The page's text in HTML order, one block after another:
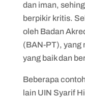
dan iman,
berpikir kritis.
oleh Badan
(BAN-PT), yang
yang baik dan
Beberapa
lain UIN Syarif